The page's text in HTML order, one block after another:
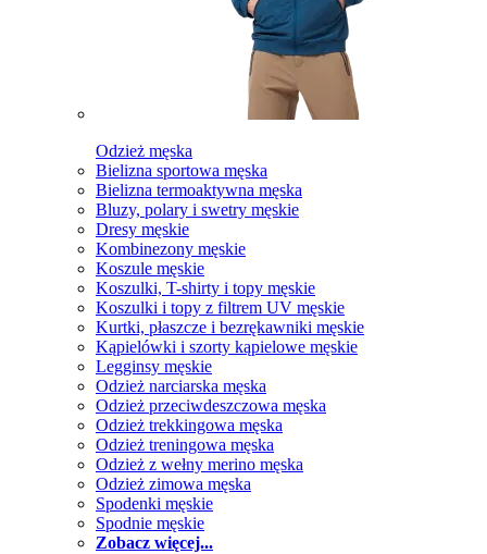
Odzież męska
Bielizna sportowa męska
Bielizna termoaktywna męska
Bluzy, polary i swetry męskie
Dresy męskie
Kombinezony męskie
Koszule męskie
Koszulki, T-shirty i topy męskie
Koszulki i topy z filtrem UV męskie
Kurtki, płaszcze i bezrękawniki męskie
Kąpielówki i szorty kąpielowe męskie
Legginsy męskie
Odzież narciarska męska
Odzież przeciwdeszczowa męska
Odzież trekkingowa męska
Odzież treningowa męska
Odzież z wełny merino męska
Odzież zimowa męska
Spodenki męskie
Spodnie męskie
Zobacz więcej...